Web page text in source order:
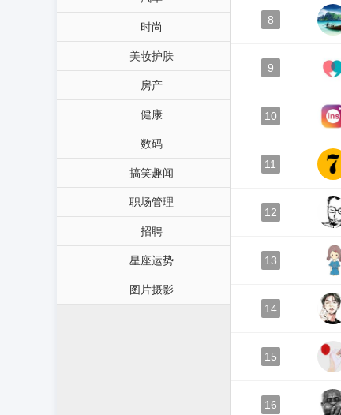
时尚
美妆护肤
房产
健康
数码
搞笑趣闻
职场管理
招聘
星座运势
图片摄影
8
9
10
11
12
13
14
15
16